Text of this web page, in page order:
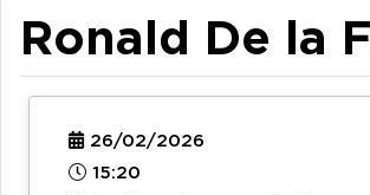
Ronald De la
26/02/2026
15:20